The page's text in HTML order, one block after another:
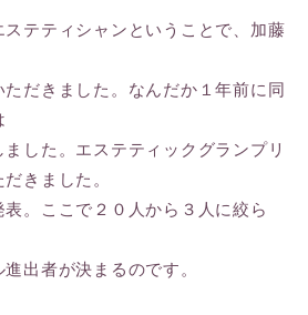
テティシャンということで、加藤
だきました。なんだか１年前に同
した。エステティックグランプリ
きました。
。ここで２０人から３人に絞ら
出者が決まるのです。